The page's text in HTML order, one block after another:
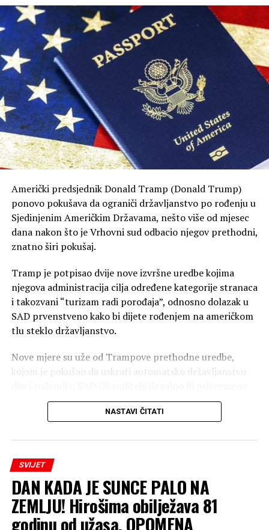
Američki predsjednik Donald Tramp (Donald Trump)
ponovo pokušava da ograniči državljanstvo po rođenju u
Sjedinjenim Američkim Državama, nešto više od mjesec
dana nakon što je Vrhovni sud odbacio njegov prethodni,
znatno širi pokušaj.
Tramp je potpisao dvije nove izvršne uredbe kojima
njegova administracija cilja određene kategorije stranaca
i takozvani “turizam radi porođaja”, odnosno dolazak u
SAD prvenstveno kako bi dijete rođenjem na američkom
tlu steklo državljanstvo.
Nove mjere su uže od Trampove prethodne uredbe,
kojom je pokušao da uskrati automatsko državljanstvo
borave u zemlji. Vrhovni sud je 30. juna odbacio tu
uredbu i potvrdio da djeca rođena u SAD roditeljima koji
državljanstvo po rođenju. Odluka je donesena
rezultatom 6:3, pri čemu je pet sudija zaključilo da to
pravo garantuje 14. amandman, dok je sudija Bret
Kavano (Brett Kavanaugh) do istog ishoda došao na
osnovu saveznog zakona.
NASTAVI ČITATI
SVIJET
DAN KADA JE SUNCE PALO NA
ZEMLJU! Hirošima obilježava 81
godinu od užasa, OPOMENA